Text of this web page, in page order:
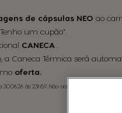
de cápsulas NEO ao
um cupão”.
CANECA
a Caneca Térmica será
oferta.
às 23h59. Não acumula com vouchers,